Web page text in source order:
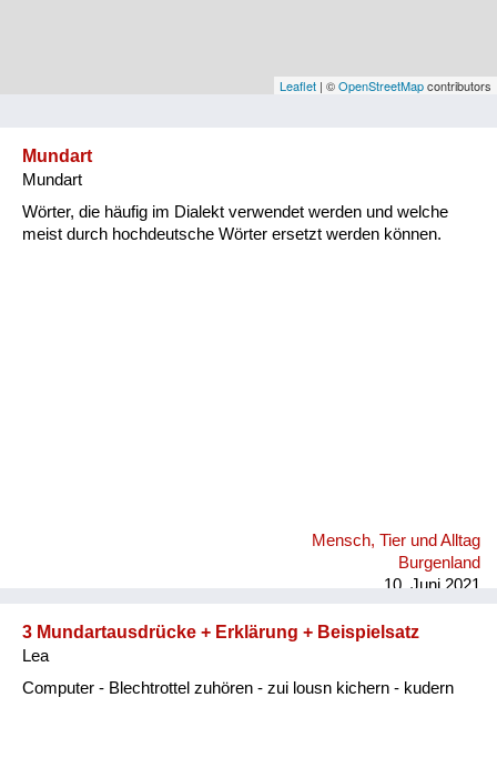
Vorarlberg
Natur und Landwirtschaft
Leaflet | ©OpenStreetMapcontributors
Mundart
Mundart
Wörter, die häufig im Dialekt verwendet werden und welche
meist durch hochdeutsche Wörter ersetzt werden können.
Mensch, Tier und Alltag
Burgenland
10. Juni 2021
3 Mundartausdrücke + Erklärung + Beispielsatz
Lea
Computer - Blechtrottel zuhören - zui lousn kichern - kudern